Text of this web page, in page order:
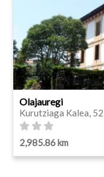
Olajauregi
Kurutziaga Kalea,
2,985.86 km